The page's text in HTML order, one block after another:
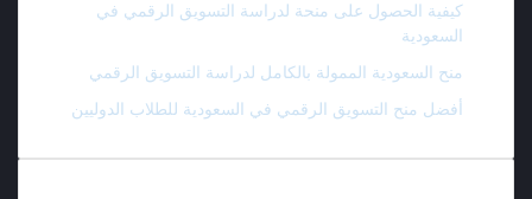
كيفية الحصول على منحة لدراسة التسويق الرقمي في
السعودية
منح السعودية الممولة بالكامل لدراسة التسويق الرقمي
أفضل منح التسويق الرقمي في السعودية للطلاب الدوليين